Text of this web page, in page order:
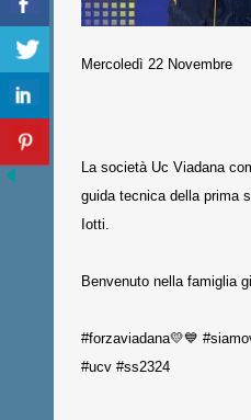
Mercoledì 22 Novembre
La società Uc Viadana
guida tecnica della prima
Iotti.
Benvenuto nella famiglia
#forzaviadana💛💙
#ucv #ss2324